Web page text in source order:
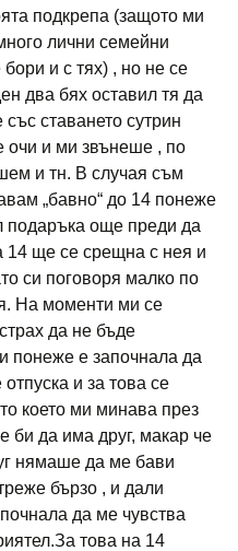
подкрепа (защото ми
лични семейни
и с тях) , но не се
два бях оставил тя да
ставането сутрин
очи и ми звънеше , по
и тн. В случая съм
„бавно“ до 14 понеже
подаръка още преди да
14 ще се срещна с нея и
си поговоря малко по
На моменти ми се
да не бъде
понеже е започнала да
и за това се
което ми минава през
би да има друг, макар че
нямаше да ме бави
бързо , и дали
да ме чувства
това на 14